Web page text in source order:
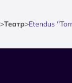
>Театр>Etendus